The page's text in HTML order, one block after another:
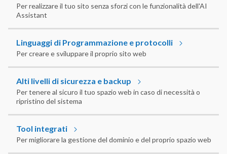
Per realizzare il tuo sito senza sforzi con le funzionalità dell'AI
Assistant
Linguaggi di Programmazione e protocolli
Per creare e sviluppare il proprio sito web
Alti livelli di sicurezza e backup
Per tenere al sicuro il tuo spazio web in caso di necessità o
ripristino del sistema
Tool integrati
Per migliorare la gestione del dominio e del proprio spazio web